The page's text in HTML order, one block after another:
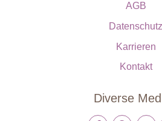
AGB
Datenschutz
Karrieren
Kontakt
Diverse